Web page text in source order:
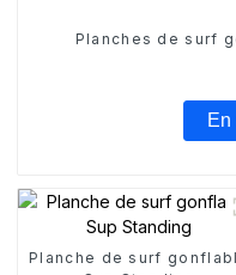
Planches de surf
Planche de surf